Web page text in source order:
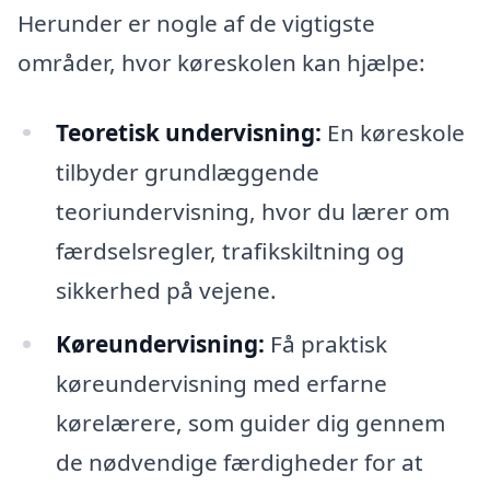
Herunder er nogle af de vigtigste
områder, hvor køreskolen kan hjælpe:
Teoretisk undervisning: En køreskole
tilbyder grundlæggende
teoriundervisning, hvor du lærer om
færdselsregler, trafikskiltning og
sikkerhed på vejene.
Køreundervisning: Få praktisk
køreundervisning med erfarne
kørelærere, som guider dig gennem
de nødvendige færdigheder for at